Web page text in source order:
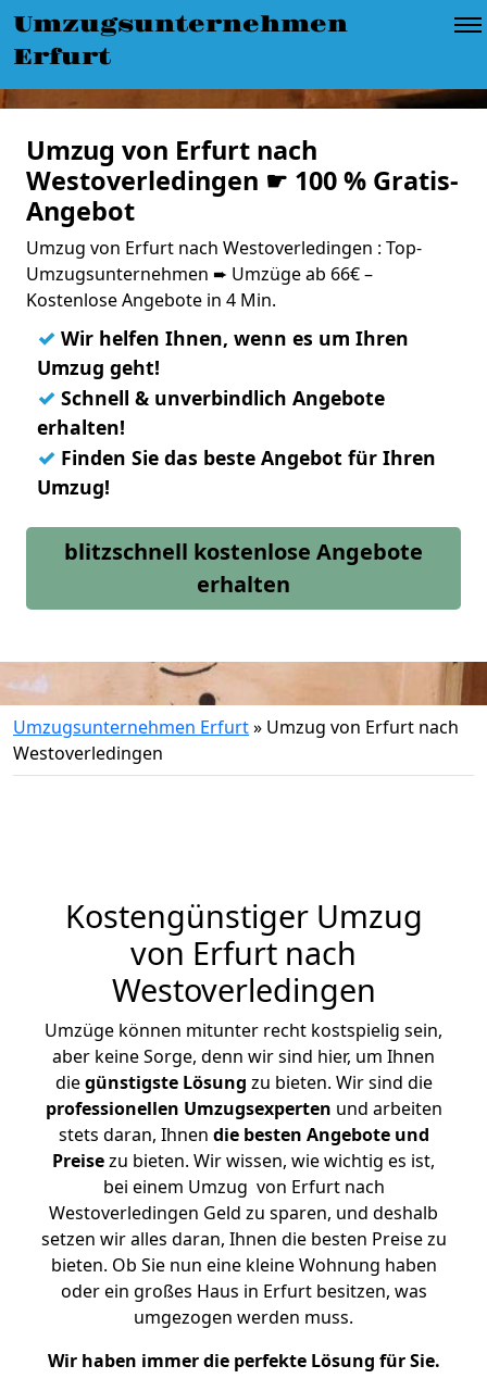
Umzugsunternehmen
Erfurt
Umzug von Erfurt nach
Westoverledingen ☛ 100 % Gratis-
Angebot
Umzug von Erfurt nach Westoverledingen : Top-
Umzugsunternehmen ➨ Umzüge ab 66€ –
Kostenlose Angebote in 4 Min.
✓ Wir helfen Ihnen, wenn es um Ihren
Umzug geht!
✓ Schnell & unverbindlich Angebote
erhalten!
✓ Finden Sie das beste Angebot für Ihren
Umzug!
blitzschnell kostenlose Angebote
erhalten
Umzugsunternehmen Erfurt» Umzug von Erfurt nach
Westoverledingen
Kostengünstiger Umzug
von Erfurt nach
Westoverledingen
Umzüge können mitunter recht kostspielig sein,
aber keine Sorge, denn wir sind hier, um Ihnen
diegünstigste Lösung zu bieten. Wir sind die
professionellen Umzugsexperten und arbeiten
stets daran, Ihnen die besten Angebote und
Preisezu bieten. Wir wissen, wie wichtig es ist,
bei einem Umzug von Erfurt nach
Westoverledingen Geld zu sparen, und deshalb
setzen wir alles daran, Ihnen die besten Preise zu
bieten. Ob Sie nun eine kleine Wohnung haben
oder ein großes Haus in Erfurt besitzen, was
umgezogen werden muss.
Wir haben immer die perfekte Lösung für Sie.